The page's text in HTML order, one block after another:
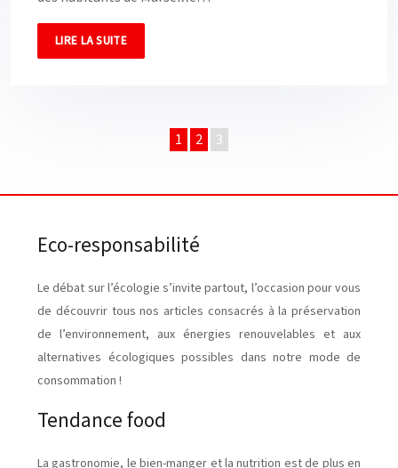
LIRE LA SUITE
1 2 3
Eco-responsabilité
Le débat sur l’écologie s’invite partout, l’occasion pour vous
de découvrir tous nos articles consacrés à la préservation
de l’environnement, aux énergies renouvelables et aux
alternatives écologiques possibles dans notre mode de
consommation !
Tendance food
La gastronomie, le bien-manger et la nutrition est de plus en